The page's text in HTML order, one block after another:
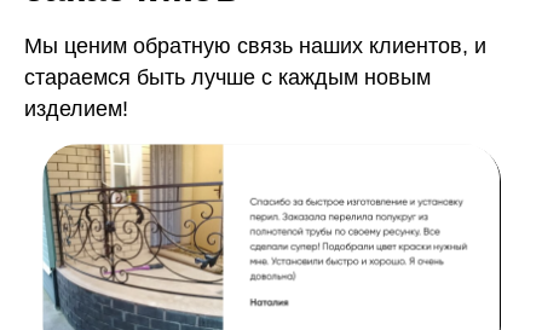
Мы ценим обратную связь наших клиентов, и
стараемся быть лучше с каждым новым
изделием!